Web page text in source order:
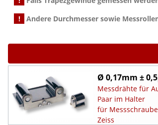
!
Andere Durchmesser sowie
Ø 0,17mm ±
Messdrähte für
Paar im Halter
für
Zeiss